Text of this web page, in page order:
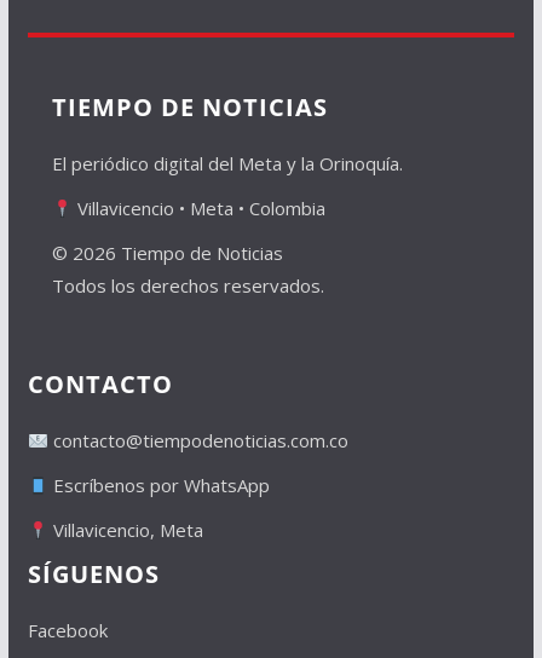
TIEMPO DE NOTICIAS
El periódico digital del Meta y la Orinoquía.
Villavicencio • Meta • Colombia
© 2026 Tiempo de Noticias
Todos los derechos reservados.
CONTACTO
contacto@tiempodenoticias.com.co
Escríbenos por WhatsApp
Villavicencio, Meta
SÍGUENOS
Facebook